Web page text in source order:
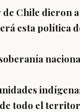
Chile dieron
esta política
todo el